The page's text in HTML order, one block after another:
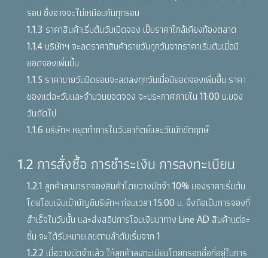
รอบ ซึ่งอาจจะไม่เหมือนกันทุกรอบ
1.1.3 ราคาสินค้าเริ่มต้นวันเปิดจอง เป็นราคาใกล้เคียงท้องตลาด
1.1.4 บริษัทฯ จะลดราคาสินค้ารายวันทุกวันจากราคาเริ่มต้นเมื่อมี
ยอดจองเพิ่มขึ้น
1.1.5 ราคาขายวันปิดรอบจะลดลงทุกวันเมื่อมียอดจองเพิ่มขึ้น ราคา
ของแต่ละวันและจำนวนยอดจอง จะประกาศภายใน 11:00 น.ของ
วันถัดไป
1.1.6 บริษัทฯ หยุดทำการในวันอาทิตย์และวันนักขัตฤกษ์
1.2 การสั่งซื้อ การชำระเงิน การลงทะเบียน
1.2.1 ลูกค้าสามารถจองสินค้าโดยวางมัดจำ 10% ของราคาเริ่มต้น
โดยโอนเงินเข้าบัญชีบริษัทฯ ก่อนเวลา 15:00 น. จึงถือเป็นการจองที่
สำเร็จในวันนั้น และส่งสลิปการโอนเงินมาทาง Line AD สินค้าแต่ละ
ชิ้น จะได้รับหมายเลขตามลำดับเริ่มจาก 1
1.2.2 เมื่อวางมัดจำแล้ว ให้ลูกค้าลงทะเบียนโดยกรอกชื่อที่อยู่ในการ